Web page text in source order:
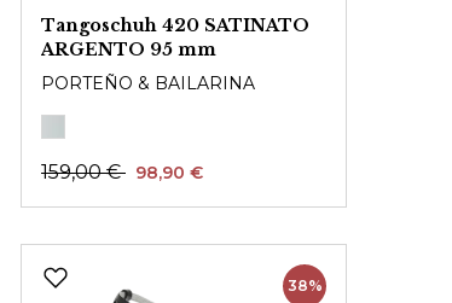
Tangoschuh 420 SATINATO
ARGENTO 95 mm
PORTEÑO & BAILARINA
159,00 € 98,90 €
38%